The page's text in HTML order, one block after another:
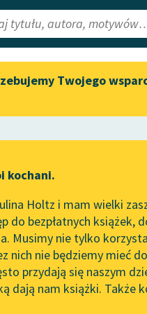
Lektury
redakcyjne
Zapraszamy
literatury
Wolne
„Kochanek
do słuchania
Lekturach
Nowy
Twojego
kochani.
Holtz i mam wielki
do bezpłatnych książek,
Musimy nie tylko
nich nie będziemy mieć
przydają się naszym
dają nam książki. Także
Dramat✖